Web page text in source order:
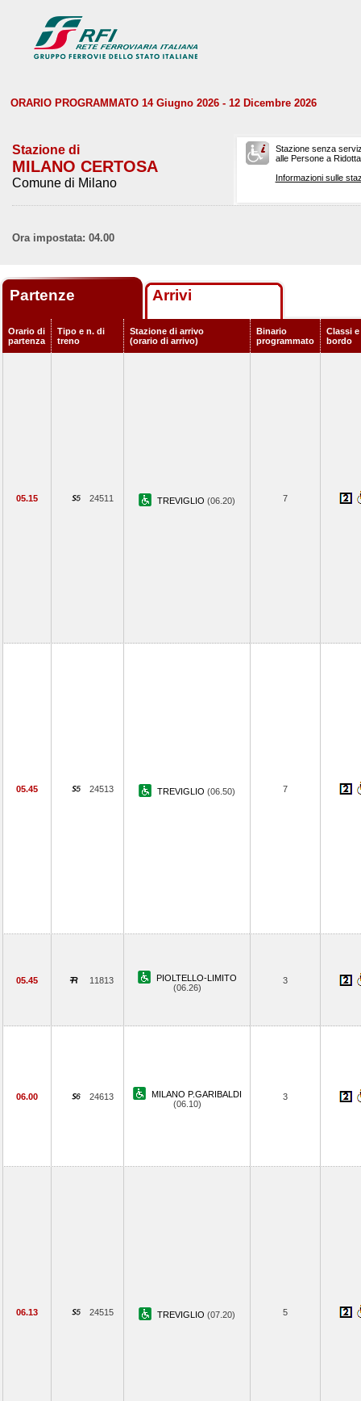
ORARIO PROGRAMMATO 14 Giugno 2026 - 12 Dicembre 2026
Stazione di
MILANO CERTOSA
Comune di Milano
Stazione senza
alle Persone a
Informazioni sulle
Ora impostata: 04.00
Partenze Arrivi
Orario di
partenza
Tipo e n. di
treno
Stazione di arrivo
(orario di arrivo)
Binario
programmato
Classi
bordo
05.15 24511 TREVIGLIO (06.20) 7
05.45 24513 TREVIGLIO (06.50) 7
05.45 11813
PIOLTELLO-LIMITO
(06.26)
3
06.00 24613
MILANO P.GARIBALDI
(06.10)
3
06.13 24515 TREVIGLIO (07.20) 5